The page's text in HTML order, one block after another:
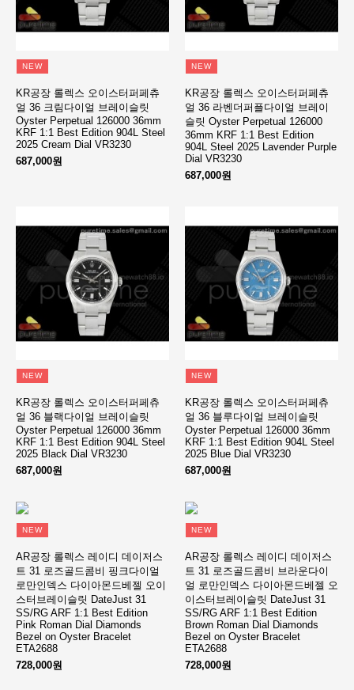
NEW
KR공장 롤렉스 오이스터퍼페츄
얼 36 크림다이얼 브레이슬릿
Oyster Perpetual 126000 36mm
KRF 1:1 Best Edition 904L Steel
2025 Cream Dial VR3230
687,000원
NEW
KR공장 롤렉스 오이스터퍼페츄
얼 36 라벤더퍼플다이얼 브레이
슬릿 Oyster Perpetual 126000
36mm KRF 1:1 Best Edition
904L Steel 2025 Lavender Purple
Dial VR3230
687,000원
NEW
KR공장 롤렉스 오이스터퍼페츄
얼 36 블랙다이얼 브레이슬릿
Oyster Perpetual 126000 36mm
KRF 1:1 Best Edition 904L Steel
2025 Black Dial VR3230
687,000원
NEW
KR공장 롤렉스 오이스터퍼페츄
얼 36 블루다이얼 브레이슬릿
Oyster Perpetual 126000 36mm
KRF 1:1 Best Edition 904L Steel
2025 Blue Dial VR3230
687,000원
NEW
AR공장 롤렉스 레이디 데이저스
트 31 로즈골드콤비 핑크다이얼
로만인덱스 다이아몬드베젤 오이
스터브레이슬릿 DateJust 31
SS/RG ARF 1:1 Best Edition
Pink Roman Dial Diamonds
Bezel on Oyster Bracelet
ETA2688
728,000원
NEW
AR공장 롤렉스 레이디 데이저스
트 31 로즈골드콤비 브라운다이
얼 로만인덱스 다이아몬드베젤 오
이스터브레이슬릿 DateJust 31
SS/RG ARF 1:1 Best Edition
Brown Roman Dial Diamonds
Bezel on Oyster Bracelet
ETA2688
728,000원